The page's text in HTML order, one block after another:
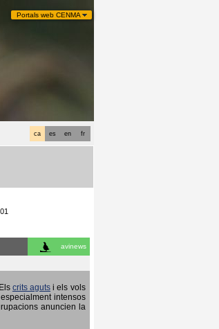
Portals web CENMA
fr
en
es
ca
avinews
Els crits aguts i els vols
intensos
anuncien la